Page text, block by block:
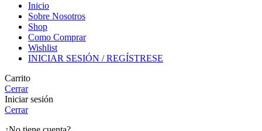
Inicio
Sobre Nosotros
Shop
Como Comprar
Wishlist
INICIAR SESIÓN / REGÍSTRESE
Carrito
Cerrar
Iniciar sesión
Cerrar